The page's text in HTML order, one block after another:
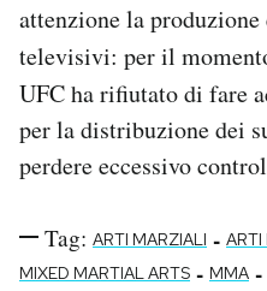
attenzione la
televisivi: per il
UFC ha rifiutato di fare
per la distribuzione dei
perdere eccessivo
Tag: ARTI MARZIALI - ARTI
MIXED MARTIAL ARTS - MMA -